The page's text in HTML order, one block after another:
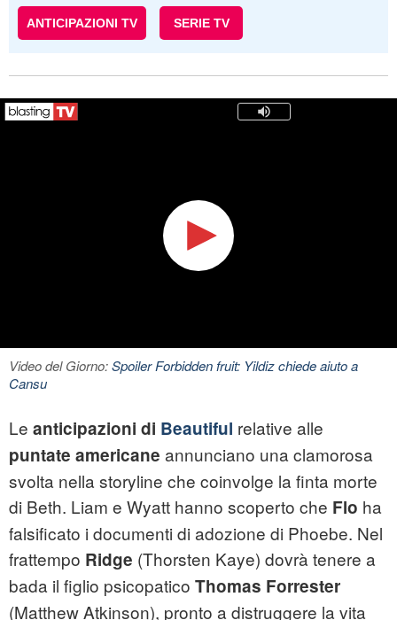
ANTICIPAZIONI TV SERIE TV
Video del Giorno:Spoiler Forbidden fruit: Yildiz chiede aiuto a
Cansu
Le anticipazioni di Beautiful relative alle
puntate americane annunciano una clamorosa
svolta nella storyline che coinvolge la finta morte
di Beth. Liam e Wyatt hanno scoperto che Flo ha
falsificato i documenti di adozione di Phoebe. Nel
frattempo Ridge (Thorsten Kaye) dovrà tenere a
bada il figlio psicopatico Thomas Forrester
(Matthew Atkinson), pronto a distruggere la vita